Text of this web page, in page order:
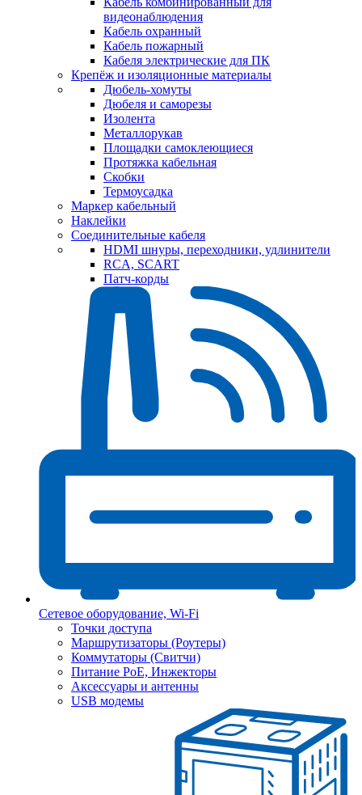
видеонаблюдения
Кабель охранный
Кабель пожарный
Кабеля электрические для ПК
Крепёж и изоляционные материалы
Дюбель-хомуты
Дюбеля и саморезы
Изолента
Металлорукав
Площадки самоклеющиеся
Протяжка кабельная
Скобки
Термоусадка
Маркер кабельный
Наклейки
Соединительные кабеля
HDMI шнуры, переходники, удлинители
RCA, SCART
Патч-корды
Сетевое оборудование, Wi-Fi
Точки доступа
Маршрутизаторы (Роутеры)
Коммутаторы (Свитчи)
Питание PoE, Инжекторы
Аксессуары и антенны
USB модемы